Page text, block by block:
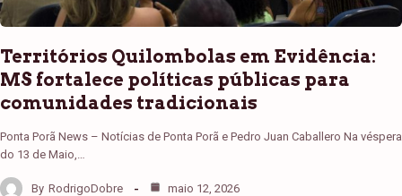
Territórios Quilombolas em Evidência:
MS fortalece políticas públicas para
comunidades tradicionais
Ponta Porã News – Notícias de Ponta Porã e Pedro Juan Caballero Na véspera
do 13 de Maio,…
By RodrigoDobre maio 12, 2026